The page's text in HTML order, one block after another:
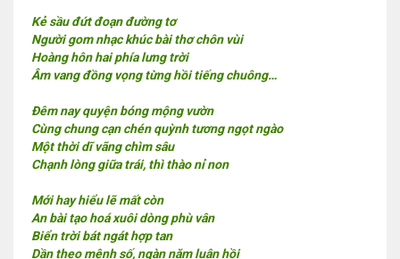
Kẻ sầu đứt đoạn đường tơ
Người gom nhạc khúc bài thơ chôn vùi
Hoàng hôn hai phía lưng trời
Âm vang đồng vọng từng hồi tiếng chuông…
Đêm nay quyện bóng mộng vườn
Cùng chung cạn chén quỳnh tương ngọt ngào
Một thời dĩ vãng chìm sâu
Chạnh lòng giữa trái, thì thào nỉ non
Mới hay hiểu lẽ mất còn
An bài tạo hoá xuôi dòng phù vân
Biển trời bát ngát hợp tan
Dần theo mệnh số, ngàn năm luân hồi